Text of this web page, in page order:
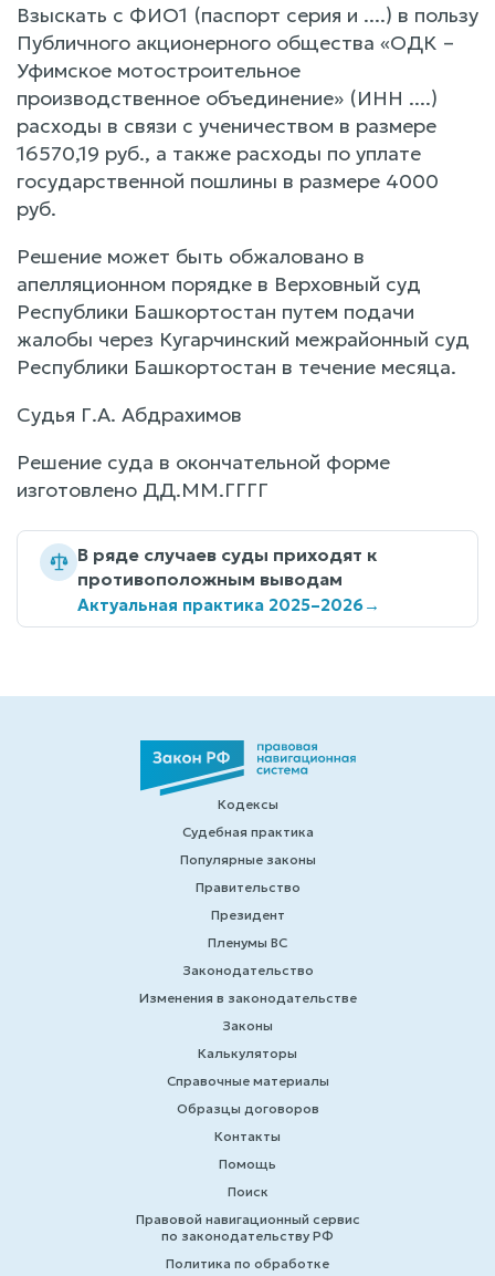
Взыскать с ФИО1 (паспорт серия и ....) в пользу
Публичного акционерного общества «ОДК –
Уфимское мотостроительное
производственное объединение» (ИНН ....)
расходы в связи с ученичеством в размере
16570,19 руб., а также расходы по уплате
государственной пошлины в размере 4000
руб.
Решение может быть обжаловано в
апелляционном порядке в Верховный суд
Республики Башкортостан путем подачи
жалобы через Кугарчинский межрайонный суд
Республики Башкортостан в течение месяца.
Судья Г.А. Абдрахимов
Решение суда в окончательной форме
изготовлено ДД.ММ.ГГГГ
В ряде случаев суды приходят к
противоположным выводам
Актуальная практика 2025–2026→
Кодексы
Судебная практика
Популярные законы
Правительство
Президент
Пленумы ВС
Законодательство
Изменения в законодательстве
Законы
Калькуляторы
Справочные материалы
Образцы договоров
Контакты
Помощь
Поиск
Правовой навигационный сервис
по законодательству РФ
Политика по обработке